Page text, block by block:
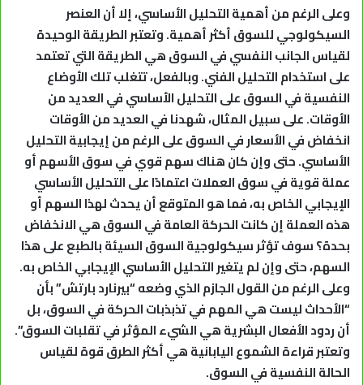
وعلى الرغم من أهمية التحليل الأساسي، إلا أن العنصر
السيكولوجي للسوق أكثر أهمية. وتعتبر الطريقة الوحيدة
لقياس الجانب النفسي في السوق هي الطريقة التي تعتمد
على استخدام التحليل الفني. وبالفعل، تتغلب تلك الأوضاع
النفسية في السوق على التحليل الأساسي في العديد من
الأوقات. على سبيل المثال، شهدنا في العديد من الأوقات
انخفاض في الأسعار في السوق على الرغم من إيجابية التحليل
الأساسي. حتى وإن كان هناك سهم قوي في سوق الأسهم أو
عملة قوية في سوق العملات اعتمادًا على التحليل الأساسي
الإيجابي الخاص به، فما هو المتوقع أن يحدث لهذا السهم أو
هذه العملة إن كانت الحركة العامة في السوق هي الانخفاض
بحدة؟ سوف تؤثر سيكولوجية السوق السيئة بالطبع على هذا
السهم، حتى وإن لم يتغير التحليل الأساسي الإيجابي الخاص به.
وعلى الرغم من القول الجازم الذي وضعه “بيرنارد بارتش” بأن
“الأحداث ليست هي المهم في تذبذبات الحركة في السوق، بل
أن ردود الأفعال البشرية هي الشيء المؤثر في تقلبات السوق”.
وتعتبر قراءة الشموع اليابانية هي أكثر الطرق قوة لقياس
الحالة النفسية في السوق.